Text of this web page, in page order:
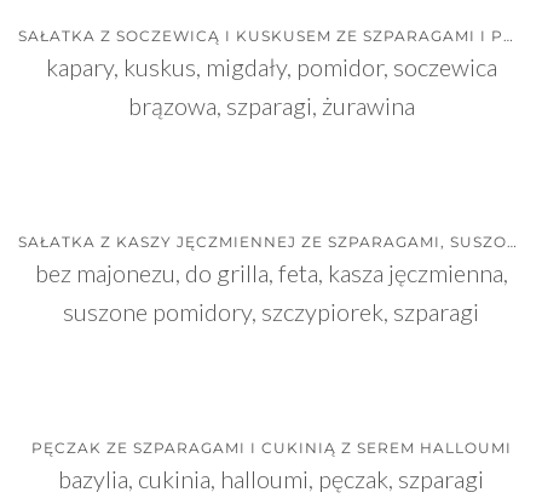
SAŁATKA Z SOCZEWICĄ I KUSKUSEM ZE SZPARAGAMI I POMIDORKAMI
kapary, kuskus, migdały, pomidor, soczewica
brązowa, szparagi, żurawina
SAŁATKA Z KASZY JĘCZMIENNEJ ZE SZPARAGAMI, SUSZONYMI POMIDORAMI I FETĄ
bez majonezu, do grilla, feta, kasza jęczmienna,
suszone pomidory, szczypiorek, szparagi
PĘCZAK ZE SZPARAGAMI I CUKINIĄ Z SEREM HALLOUMI
bazylia, cukinia, halloumi, pęczak, szparagi